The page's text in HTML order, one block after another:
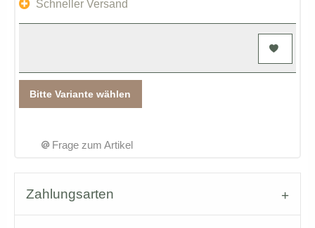
Schneller Versand
Bitte Variante wählen
Frage zum Artikel
Zahlungsarten